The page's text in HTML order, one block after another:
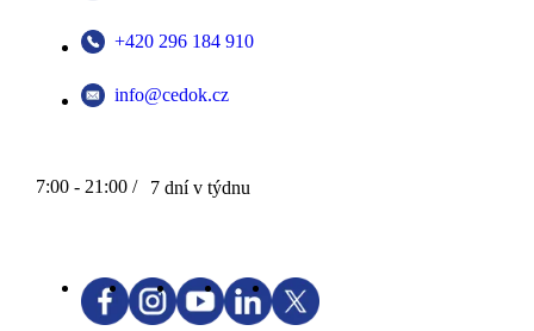
+420 296 184 910
info@cedok.cz
7:00 - 21:00 / 7 dní v týdnu